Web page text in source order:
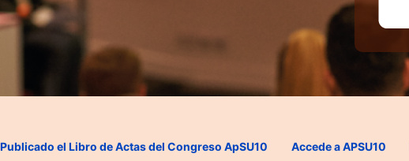
Publicado el Libro de Actas del Congreso ApSU10 Accede a APSU10